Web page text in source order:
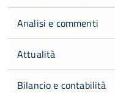
Analisi e commenti
Attualità
Bilancio e contabilità